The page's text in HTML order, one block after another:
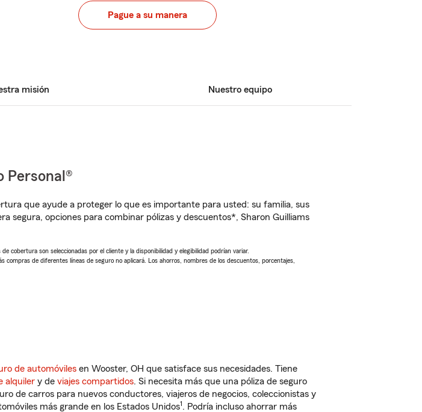
Pague a su manera
misión Nuestro equipo
Personal®
que ayude a proteger lo que es importante para usted: su familia, sus
segura, opciones para combinar pólizas y descuentos*, Sharon Guilliams
cobertura son seleccionadas por el cliente y la disponibilidad y elegibilidad podrían variar.
de diferentes líneas de seguro no aplicará. Los ahorros, nombres de los descuentos, porcentajes,
de automóviles en Wooster, OH que satisface sus necesidades. Tiene
alquiler y de viajes compartidos. Si necesita más que una póliza de seguro
de carros para nuevos conductores, viajeros de negocios, coleccionistas y
más grande en los Estados Unidos1. Podría incluso ahorrar más